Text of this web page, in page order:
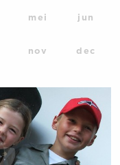
mei jun
nov dec